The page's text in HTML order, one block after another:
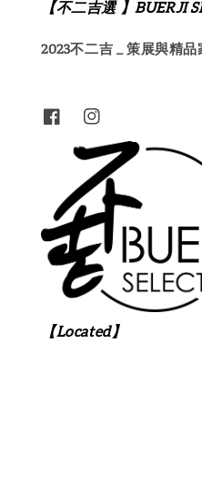
【不二吉選 】BUERJI
2023不二吉 _ 策展與精品
【Located】